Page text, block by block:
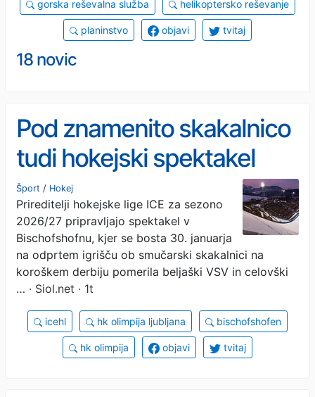
gorska reševalna služba helikoptersko reševanje
planinstvo objavi tvitaj
18 novic
Pod znamenito skakalnico
tudi hokejski spektakel
Šport / Hokej
Prireditelji hokejske lige ICE za sezono
2026/27 pripravljajo spektakel v
Bischofshofnu, kjer se bosta 30. januarja
na odprtem igrišču ob smučarski skakalnici na
koroškem derbiju pomerila beljaški VSV in celovški
… · Siol.net · 1t
icehl hk olimpija ljubljana bischofshofen
hk olimpija objavi tvitaj